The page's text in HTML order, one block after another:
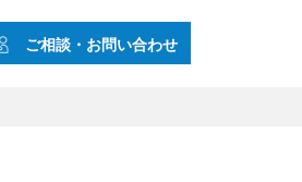
ご相談・お問い合わせ